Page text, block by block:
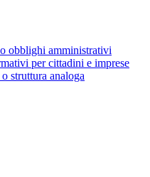
obblighi amministrativi
per cittadini e imprese
struttura analoga